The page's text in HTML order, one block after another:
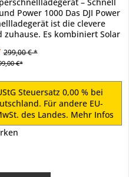
– Schnell
Power 1000 Das DJI Power
ist die clevere
Es kombiniert Solar
299,00 € *
€*
Steuersatz 0,00 % bei
Für andere EU-
des Landes. Mehr Infos